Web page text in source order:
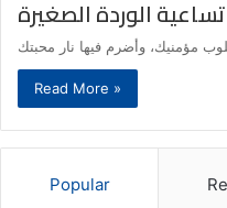
تساعية الوردة الصغيرة
Read More »
Popular